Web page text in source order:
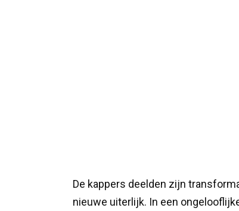
De kappers deelden zijn
nieuwe uiterlijk. In een